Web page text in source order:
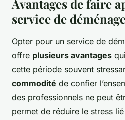
Avantages de faire
service de
Opter pour un service de
offre plusieurs avantages
cette période souvent
commodité de confier
des professionnels ne peut
permet de réduire le stress